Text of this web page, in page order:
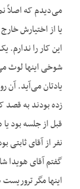
می‌دیدم که اصلاً
یا از اختیارش
این کار را
شوخی اینها لوث
یادتان می‌آید. آن
زده بودند به قصد
قبل از جلسه بود
نفر از آقای ثابتی
گفتم آقای هویدا
اینها مگر